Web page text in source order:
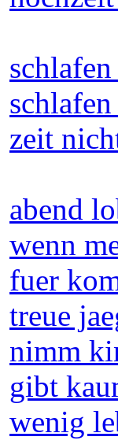
zeit
abend
wenn
fuer
treue
nimm
gibt
wenig